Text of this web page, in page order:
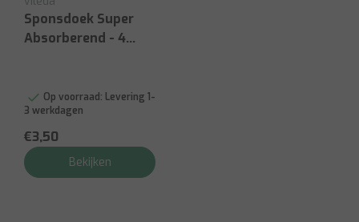
Sponsdoek Super
Absorberend - 4
Op voorraad: Levering 1-
3 werkdagen
€3,50
Bekijken